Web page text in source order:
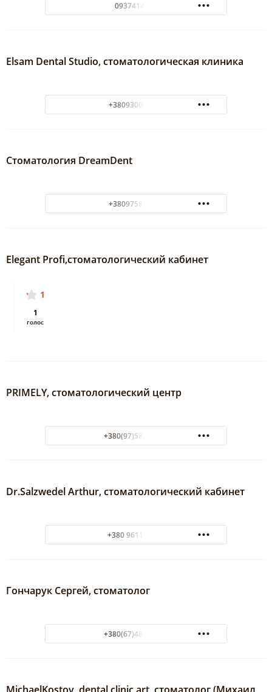
0937414243
Elsam Dental Studio, стоматологическая клиника
+380930000141
Стоматология DreamDent
+380975875517
Elegant Profi,стоматологический кабинет
1
1
голос
PRIMELY, стоматологический центр
+380(97)582-11-92
Dr.Salzwedel Arthur, стоматологический кабинет
+380 961114140
Гончарук Сергей, стоматолог
+380(67)484-42-36